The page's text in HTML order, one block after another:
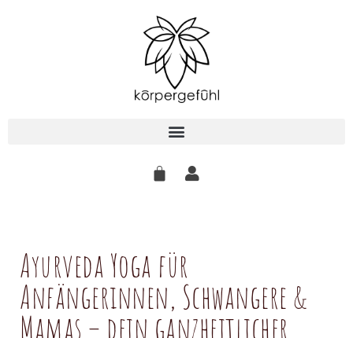
Ayurveda Yoga für
Anfängerinnen, Schwangere &
Mamas – dein ganzheitlicher